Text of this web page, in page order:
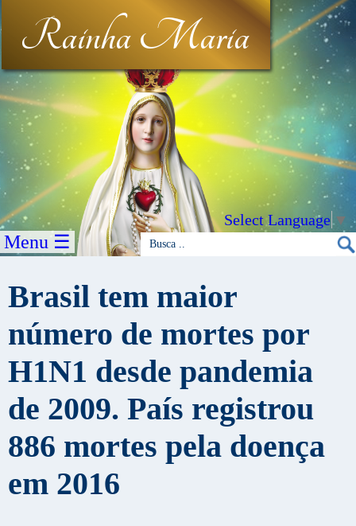
Rainha Maria
Select Language▼
Menu ☰
Brasil tem maior
número de mortes por
H1N1 desde pandemia
de 2009. País registrou
886 mortes pela doença
em 2016